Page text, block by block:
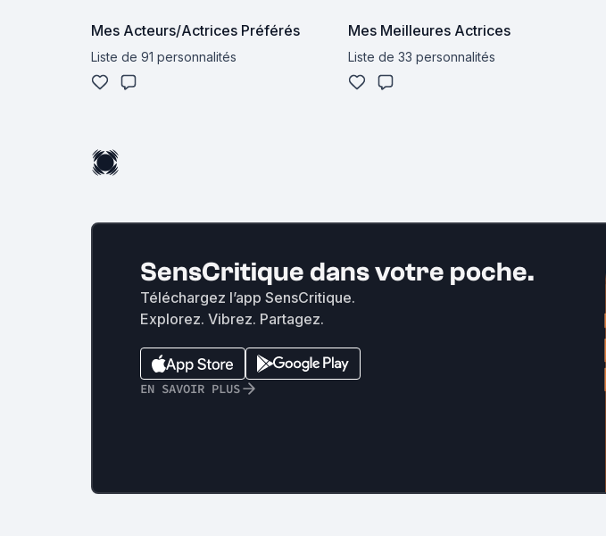
Mes Acteurs/Actrices Préférés
Liste de 91 personnalités
Mes Meilleures Actrices
Liste de 33 personnalités
SensCritique dans votre poche.
Téléchargez l’app SensCritique.
Explorez. Vibrez. Partagez.
EN SAVOIR PLUS